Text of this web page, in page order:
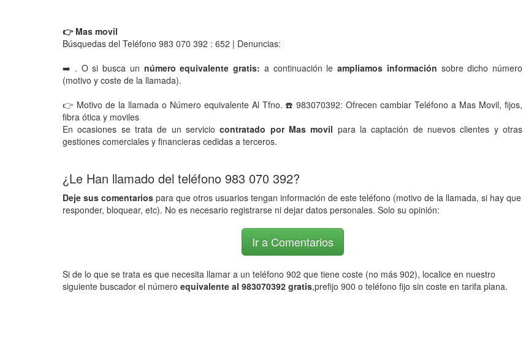
👉 Mas movil
Búsquedas del Teléfono 983 070 392 : 652 | Denuncias:
➡️ . O si busca un número equivalente gratis: a continuación le ampliamos información sobre dicho número
(motivo y coste de la llamada).
👉 Motivo de la llamada o Número equivalente Al Tfno. ☎️ 983070392: Ofrecen cambiar Teléfono a Mas Movil, fijos,
fibra ótica y moviles
En ocasiones se trata de un serviciocontratado por Mas movil para la captación de nuevos clientes y otras
gestiones comerciales y financieras cedidas a terceros.
¿Le Han llamado del teléfono 983 070 392?
Deje sus comentarios para que otros usuarios tengan información de este teléfono (motivo de la llamada, si hay que
responder, bloquear, etc). No es necesario registrarse ni dejar datos personales. Solo su opinión:
Ir a Comentarios
Si de lo que se trata es que necesita llamar a un teléfono 902 que tiene coste (no más 902), localice en nuestro
siguiente buscador el número equivalente al 983070392 gratis,prefijo 900 o teléfono fijo sin coste en tarifa plana.